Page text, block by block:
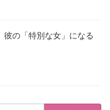
の「特別な女」になる